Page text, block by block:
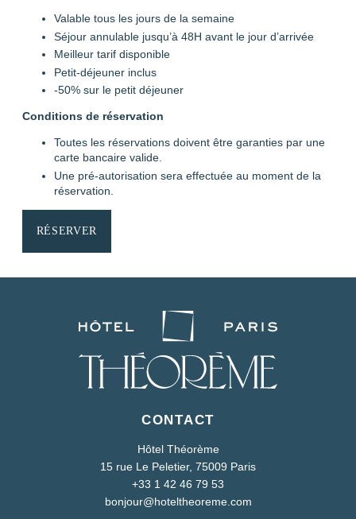
Valable tous les jours de la semaine
Séjour annulable jusqu’à 48H avant le jour d’arrivée
Meilleur tarif disponible
Petit-déjeuner inclus
-50% sur le petit déjeuner
Conditions de réservation
Toutes les réservations doivent être garanties par une
carte bancaire valide.
Une pré-autorisation sera effectuée au moment de la
réservation.
RÉSERVER
CONTACT
Hôtel Théorème
15 rue Le Peletier, 75009 Paris
+33 1 42 46 79 53
bonjour@hoteltheoreme.com
NOS ENGAGEMENTS
GALERIE PHOTOS
CONTACT
MA RÉSERVATION
RÉSERVER